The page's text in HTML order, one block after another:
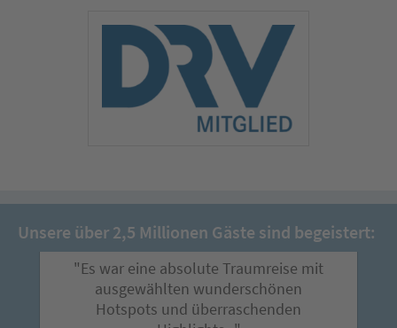
Unsere über 2,5 Millionen Gäste sind begeistert:
"Es war eine absolute Traumreise mit
ausgewählten wunderschönen
Hotspots und überraschenden